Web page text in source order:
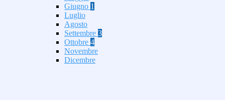
Giugno 1
Luglio
Agosto
Settembre 3
Ottobre 4
Novembre
Dicembre